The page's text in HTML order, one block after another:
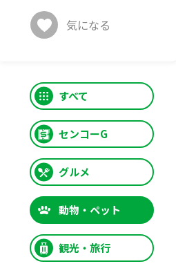
気になる
すべて
センコーG
グルメ
動物・ペット
観光・旅行